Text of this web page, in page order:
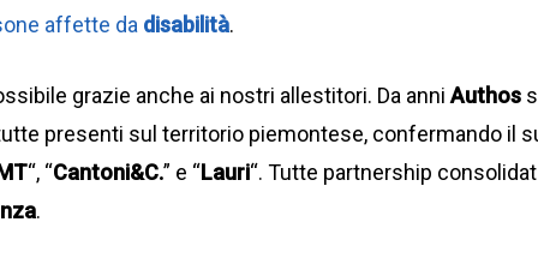
affette da disabilità.
grazie anche ai nostri allestitori. Da anni Authos
presenti sul territorio piemontese, confermando il
“, “Cantoni&C.” e “Lauri“. Tutte partnership
.